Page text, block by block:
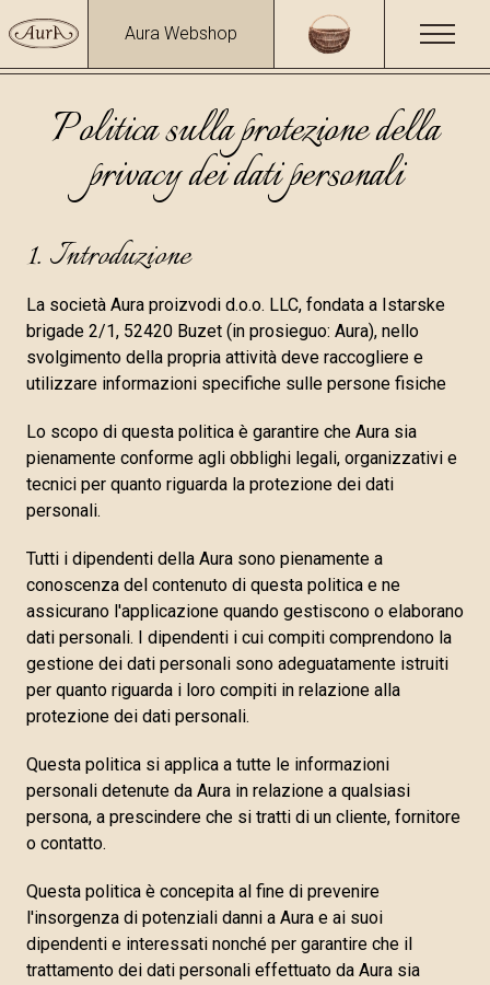
Aura Webshop
Politica sulla protezione della
privacy dei dati personali
1. Introduzione
La società Aura proizvodi d.o.o. LLC, fondata a Istarske
brigade 2/1, 52420 Buzet (in prosieguo: Aura), nello
svolgimento della propria attività deve raccogliere e
utilizzare informazioni specifiche sulle persone fisiche
Lo scopo di questa politica è garantire che Aura sia
pienamente conforme agli obblighi legali, organizzativi e
tecnici per quanto riguarda la protezione dei dati
personali.
Tutti i dipendenti della Aura sono pienamente a
conoscenza del contenuto di questa politica e ne
assicurano l'applicazione quando gestiscono o elaborano
dati personali. I dipendenti i cui compiti comprendono la
gestione dei dati personali sono adeguatamente istruiti
per quanto riguarda i loro compiti in relazione alla
protezione dei dati personali.
Questa politica si applica a tutte le informazioni
personali detenute da Aura in relazione a qualsiasi
persona, a prescindere che si tratti di un cliente, fornitore
o contatto.
Questa politica è concepita al fine di prevenire
l'insorgenza di potenziali danni a Aura e ai suoi
dipendenti e interessati nonché per garantire che il
trattamento dei dati personali effettuato da Aura sia